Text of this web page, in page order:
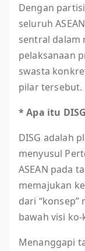
Dengan
seluruh
sentral dalam
pelaksanaan
swasta
pilar tersebut.
* Apa itu
DISG adalah
menyusul
ASEAN pada
memajukan
dari “konsep”
bawah visi
Menanggapi